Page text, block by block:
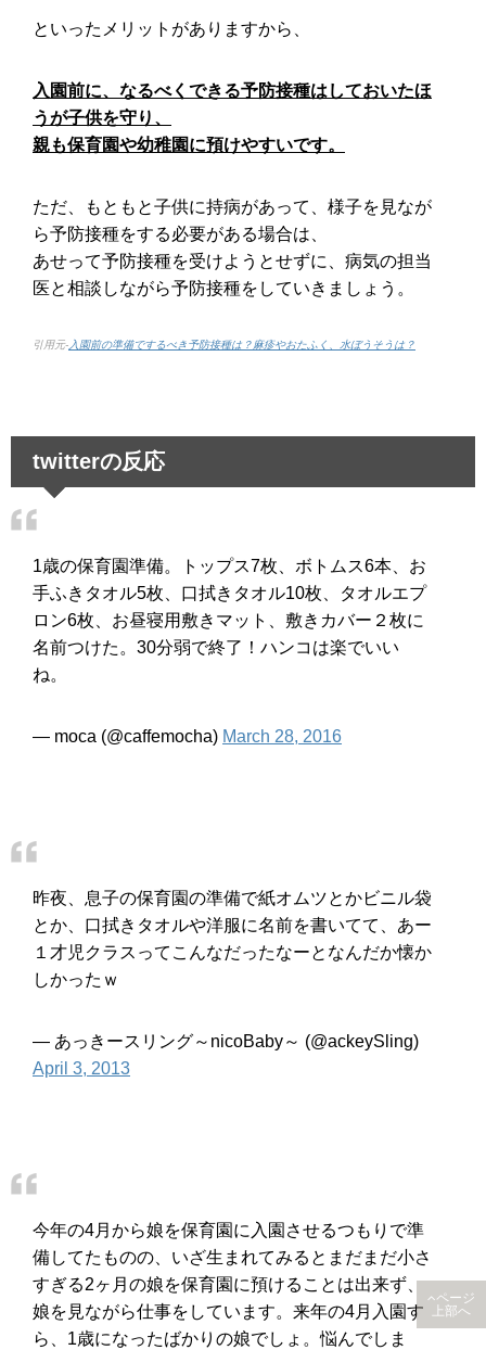
といったメリットがありますから、
入園前に、なるべくできる予防接種はしておいたほ
うが子供を守り、
親も保育園や幼稚園に預けやすいです。
ただ、もともと子供に持病があって、様子を見なが
ら予防接種をする必要がある場合は、
あせって予防接種を受けようとせずに、病気の担当
医と相談しながら予防接種をしていきましょう。
引用元-入園前の準備でするべき予防接種は？麻疹やおたふく、水ぼうそうは？
twitterの反応
1歳の保育園準備。トップス7枚、ボトムス6本、お
手ふきタオル5枚、口拭きタオル10枚、タオルエプ
ロン6枚、お昼寝用敷きマット、敷きカバー２枚に
名前つけた。30分弱で終了！ハンコは楽でいい
ね。
— moca (@caffemocha) March 28, 2016
昨夜、息子の保育園の準備で紙オムツとかビニル袋
とか、口拭きタオルや洋服に名前を書いてて、あー
１才児クラスってこんなだったなーとなんだか懐か
しかったｗ
— あっきースリング～nicoBaby～ (@ackeySling)
April 3, 2013
今年の4月から娘を保育園に入園させるつもりで準
備してたものの、いざ生まれてみるとまだまだ小さ
すぎる2ヶ月の娘を保育園に預けることは出来ず、
娘を見ながら仕事をしています。来年の4月入園す
ら、1歳になったばかりの娘でしょ。悩んでしま
ページ
上部へ